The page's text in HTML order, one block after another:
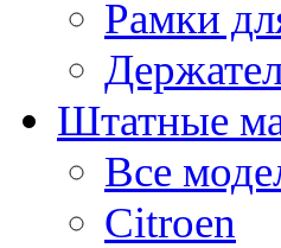
Рамки
Штатные
Все
Citroen